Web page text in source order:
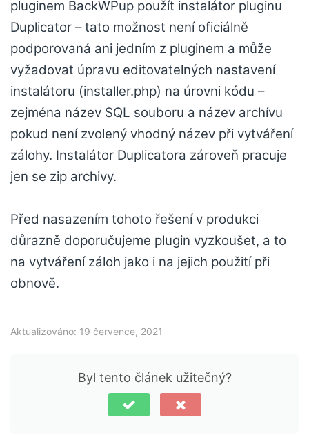
pluginem BackWPup použít instalátor pluginu
Duplicator – tato možnost není oficiálně
podporovaná ani jedním z pluginem a může
vyžadovat úpravu editovatelných nastavení
instalátoru (installer.php) na úrovni kódu –
zejména název SQL souboru a název archívu
pokud není zvolený vhodný název při vytváření
zálohy. Instalátor Duplicatora zároveň pracuje
jen se zip archivy.
Před nasazením tohoto řešení v produkci
důrazně doporučujeme plugin vyzkoušet, a to
na vytváření záloh jako i na jejich použití při
obnově.
Aktualizováno: 19 července, 2021
Byl tento článek užitečný?